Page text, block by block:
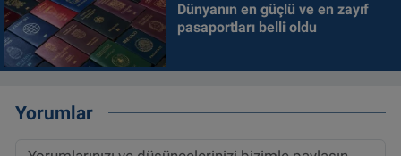
Dünyanın en güçlü ve en zayıf
pasaportları belli oldu
Yorumlar